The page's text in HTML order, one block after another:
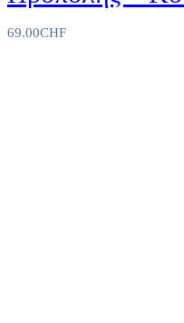
69.00CHF